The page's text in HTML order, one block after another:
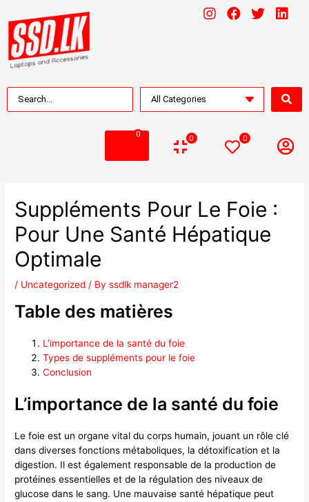
0 0 0
Suppléments Pour Le Foie :
Pour Une Santé Hépatique
Optimale
/ Uncategorized / Byssdlk manager2
Table des matières
L’importance de la santé du foie
Types de suppléments pour le foie
Conclusion
L’importance de la santé du foie
Le foie est un organe vital du corps humain, jouant un rôle clé
dans diverses fonctions métaboliques, la détoxification et la
digestion. Il est également responsable de la production de
protéines essentielles et de la régulation des niveaux de
glucose dans le sang. Une mauvaise santé hépatique peut